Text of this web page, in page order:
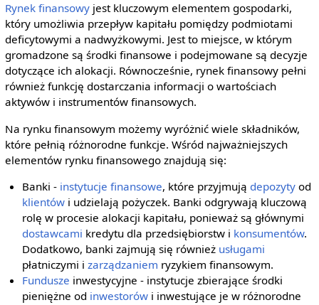
Rynek finansowyjest kluczowym elementem gospodarki,
który umożliwia przepływ kapitału pomiędzy podmiotami
deficytowymi a nadwyżkowymi. Jest to miejsce, w którym
gromadzone są środki finansowe i podejmowane są decyzje
dotyczące ich alokacji. Równocześnie, rynek finansowy pełni
również funkcję dostarczania informacji o wartościach
aktywów i instrumentów finansowych.
Na rynku finansowym możemy wyróżnić wiele składników,
które pełnią różnorodne funkcje. Wśród najważniejszych
elementów rynku finansowego znajdują się:
Banki - instytucje finansowe, które przyjmują depozyty od
klientów i udzielają pożyczek. Banki odgrywają kluczową
rolę w procesie alokacji kapitału, ponieważ są głównymi
dostawcami kredytu dla przedsiębiorstw i konsumentów.
Dodatkowo, banki zajmują się również usługami
płatniczymi izarządzaniem ryzykiem finansowym.
Fundusze inwestycyjne - instytucje zbierające środki
pieniężne od inwestorów i inwestujące je w różnorodne